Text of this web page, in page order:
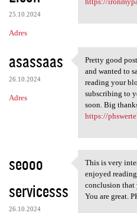
25.10.2024
Adres
asassaas
26.10.2024
Adres
Pretty good
Pretty good
and wanted to
reading your
subscribing to
soon. Big
https://
seooo
servicesss
26.10.2024
This is very
This is very
enjoyed
conclusion that
You are great.